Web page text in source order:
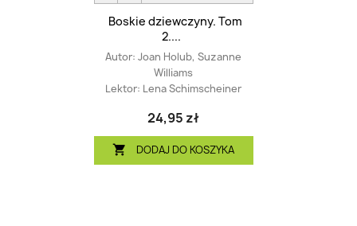
Boskie dziewczyny. Tom
2....
Autor: Joan Holub, Suzanne
Williams
Lektor: Lena Schimscheiner
24,95 zł
 DODAJ DO KOSZYKA